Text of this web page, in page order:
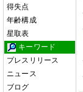
得失点
年齢構成
星取表
キーワード
プレスリリース
ニュース
ブログ